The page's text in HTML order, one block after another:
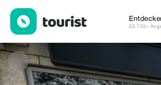
63,739+